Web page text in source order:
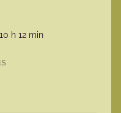
h 12 min